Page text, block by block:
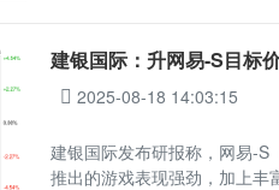
建银国际：升网易-S目标
2025-08-18 14:03:15
建银国际发布研报称，网易-S
推出的游戏表现强劲，加上丰